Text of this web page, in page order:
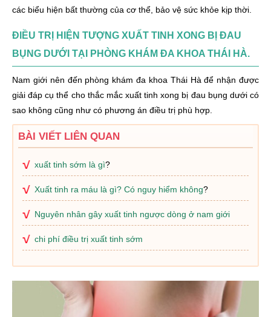
các biểu hiện bất thường của cơ thể, bảo vệ sức khỏe kịp thời.
ĐIỀU TRỊ HIỆN TƯỢNG XUẤT TINH XONG BỊ ĐAU
BỤNG DƯỚI TẠI PHÒNG KHÁM ĐA KHOA THÁI HÀ.
Nam giới nên đến phòng khám đa khoa Thái Hà để nhận được
giải đáp cụ thể cho thắc mắc xuất tinh xong bị đau bụng dưới có
sao không cũng như có phương án điều trị phù hợp.
BÀI VIẾT LIÊN QUAN
xuất tinh sớm là gì?
Xuất tinh ra máu là gì? Có nguy hiểm không?
Nguyên nhân gây xuất tinh ngược dòng ở nam giới
chi phí điều trị xuất tinh sớm